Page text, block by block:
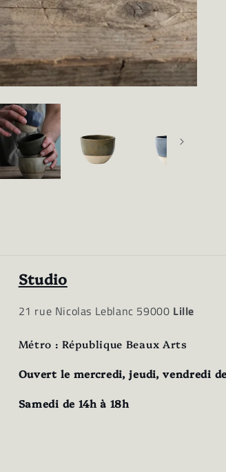
Studio
21 rue Nicolas Leblanc 59000 Lille
Métro : République Beaux Arts
Ouvert le mercredi, jeudi, vendredi
Samedi de 14h à 18h